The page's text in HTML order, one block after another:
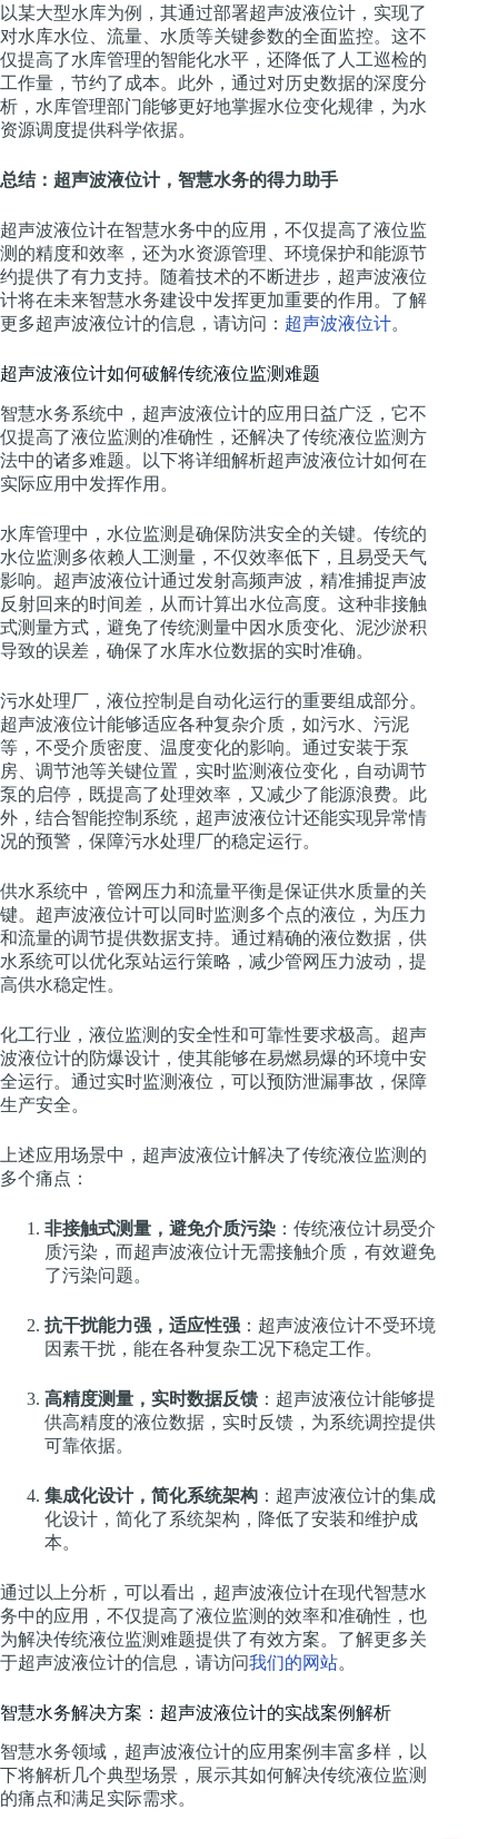
以某大型水库为例，其通过部署超声波液位计，实现了
对水库水位、流量、水质等关键参数的全面监控。这不
仅提高了水库管理的智能化水平，还降低了人工巡检的
工作量，节约了成本。此外，通过对历史数据的深度分
析，水库管理部门能够更好地掌握水位变化规律，为水
资源调度提供科学依据。
总结：超声波液位计，智慧水务的得力助手
超声波液位计在智慧水务中的应用，不仅提高了液位监
测的精度和效率，还为水资源管理、环境保护和能源节
约提供了有力支持。随着技术的不断进步，超声波液位
计将在未来智慧水务建设中发挥更加重要的作用。了解
更多超声波液位计的信息，请访问： 超声波液位计。
超声波液位计如何破解传统液位监测难题
智慧水务系统中，超声波液位计的应用日益广泛，它不
仅提高了液位监测的准确性，还解决了传统液位监测方
法中的诸多难题。以下将详细解析超声波液位计如何在
实际应用中发挥作用。
水库管理中，水位监测是确保防洪安全的关键。传统的
水位监测多依赖人工测量，不仅效率低下，且易受天气
影响。超声波液位计通过发射高频声波，精准捕捉声波
反射回来的时间差，从而计算出水位高度。这种非接触
式测量方式，避免了传统测量中因水质变化、泥沙淤积
导致的误差，确保了水库水位数据的实时准确。
污水处理厂，液位控制是自动化运行的重要组成部分。
超声波液位计能够适应各种复杂介质，如污水、污泥
等，不受介质密度、温度变化的影响。通过安装于泵
房、调节池等关键位置，实时监测液位变化，自动调节
泵的启停，既提高了处理效率，又减少了能源浪费。此
外，结合智能控制系统，超声波液位计还能实现异常情
况的预警，保障污水处理厂的稳定运行。
供水系统中，管网压力和流量平衡是保证供水质量的关
键。超声波液位计可以同时监测多个点的液位，为压力
和流量的调节提供数据支持。通过精确的液位数据，供
水系统可以优化泵站运行策略，减少管网压力波动，提
高供水稳定性。
化工行业，液位监测的安全性和可靠性要求极高。超声
波液位计的防爆设计，使其能够在易燃易爆的环境中安
全运行。通过实时监测液位，可以预防泄漏事故，保障
生产安全。
上述应用场景中，超声波液位计解决了传统液位监测的
多个痛点：
非接触式测量，避免介质污染 ：传统液位计易受介
质污染，而超声波液位计无需接触介质，有效避免
了污染问题。
抗干扰能力强，适应性强 ：超声波液位计不受环境
因素干扰，能在各种复杂工况下稳定工作。
高精度测量，实时数据反馈 ：超声波液位计能够提
供高精度的液位数据，实时反馈，为系统调控提供
可靠依据。
集成化设计，简化系统架构 ：超声波液位计的集成
化设计，简化了系统架构，降低了安装和维护成
本。
通过以上分析，可以看出，超声波液位计在现代智慧水
务中的应用，不仅提高了液位监测的效率和准确性，也
为解决传统液位监测难题提供了有效方案。了解更多关
于超声波液位计的信息，请访问我们的网站。
智慧水务解决方案：超声波液位计的实战案例解析
智慧水务领域，超声波液位计的应用案例丰富多样，以
下将解析几个典型场景，展示其如何解决传统液位监测
的痛点和满足实际需求。